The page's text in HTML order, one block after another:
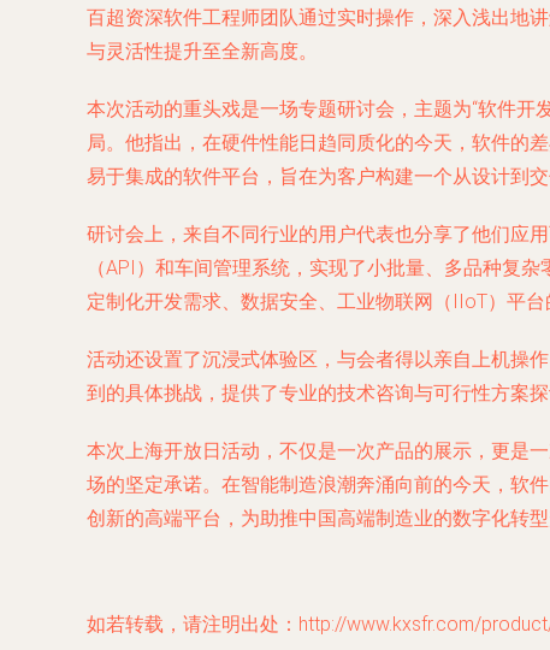
百超资深软件工程师团队通过实时操作，深入浅出地
与灵活性提升至全新高度。
本次活动的重头戏是一场专题研讨会，主题为“软件开
局。他指出，在硬件性能日趋同质化的今天，软件的
易于集成的软件平台，旨在为客户构建一个从设计到
研讨会上，来自不同行业的用户代表也分享了他们应
（API）和车间管理系统，实现了小批量、多品种复
定制化开发需求、数据安全、工业物联网（IIoT）平台
活动还设置了沉浸式体验区，与会者得以亲自上机操
到的具体挑战，提供了专业的技术咨询与可行性方案探
本次上海开放日活动，不仅是一次产品的展示，更是
场的坚定承诺。在智能制造浪潮奔涌向前的今天，软
创新的高端平台，为助推中国高端制造业的数字化转
如若转载，请注明出处：http://www.kxsfr.com/